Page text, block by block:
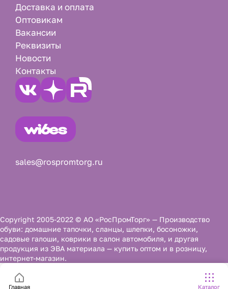
Доставка и оплата
Оптовикам
Вакансии
Реквизиты
Новости
Контакты
sales@rospromtorg.ru
Copyright 2005-2022 © АО «РосПромТорг» — Производство
обуви: домашние тапочки, сланцы, шлепки, босоножки,
садовые галоши, коврики в салон автомобиля, и другая
продукция из ЭВА материала — купить оптом и в розницу,
интернет-магазин.
Главная Каталог